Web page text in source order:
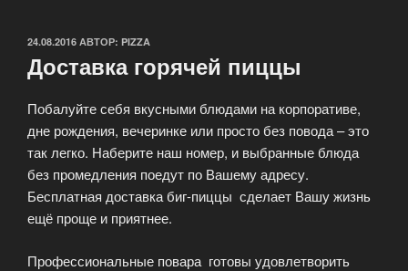
ОПУБЛИКОВАНО
24.08.2016 АВТОР: PIZZA
Доставка горячей пиццы
Побалуйте себя вкусными блюдами на корпоративе,
дне рождения, вечеринке или просто без повода – это
так легко. Наберите наш номер, и выбранные блюда
без промедления поедут по Вашему адресу.
Бесплатная доставка биг-пиццы сделает Вашу жизнь
ещё проще и приятнее.
Профессиональные повара готовы удовлетворить